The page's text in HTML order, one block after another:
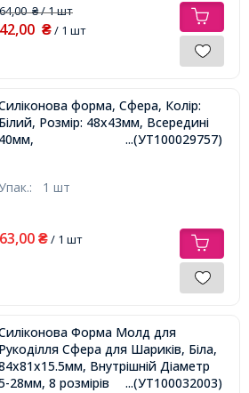
64,00₴/ 1 шт
42,00 ₴/ 1 шт
форма, Сфера, Колір:
Білий, Розмір: 48х43мм, Всередині
40мм,
...(УТ100029757)
1 шт
63,00 ₴/ 1 шт
Форма Молд для
Рукоділля Сфера для Шариків, Біла,
Внутрішній Діаметр
28мм, 8 розмірів
...(УТ100032003)